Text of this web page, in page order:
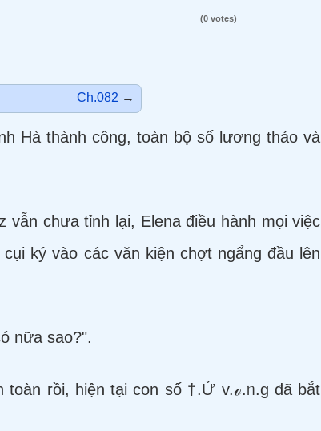
(0 votes)
Ch.082 →
Hà thành công, toàn bộ số lương thảo và
vẫn chưa tỉnh lại, Elena điều hành mọi việc
ký vào các văn kiện chợt ngẩng đầu lên
nữa sao?".
toàn rồi, hiện tại con số †.Ử v.ℴ.ᥒ.g đã bắt